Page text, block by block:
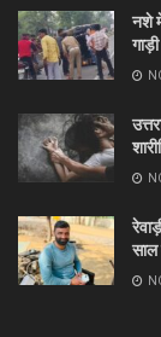
नशे
साल